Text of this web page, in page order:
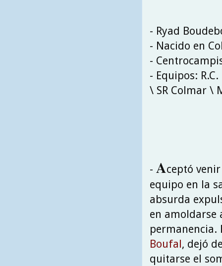
- Ryad
- Nacido en
-
- Equipos:
\ SR Colmar \
- Aceptó
equipo en la
absurda
en amoldarse
Boufal , dejó
quitarse el